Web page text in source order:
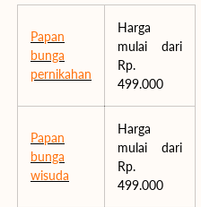
Papan
bunga
pernikahan
Harga
mulai dari
Rp.
499.000
Papan
bunga
wisuda
Harga
mulai dari
Rp.
499.000